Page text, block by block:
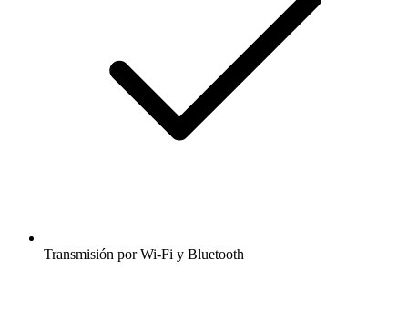
Transmisión por Wi-Fi y Bluetooth